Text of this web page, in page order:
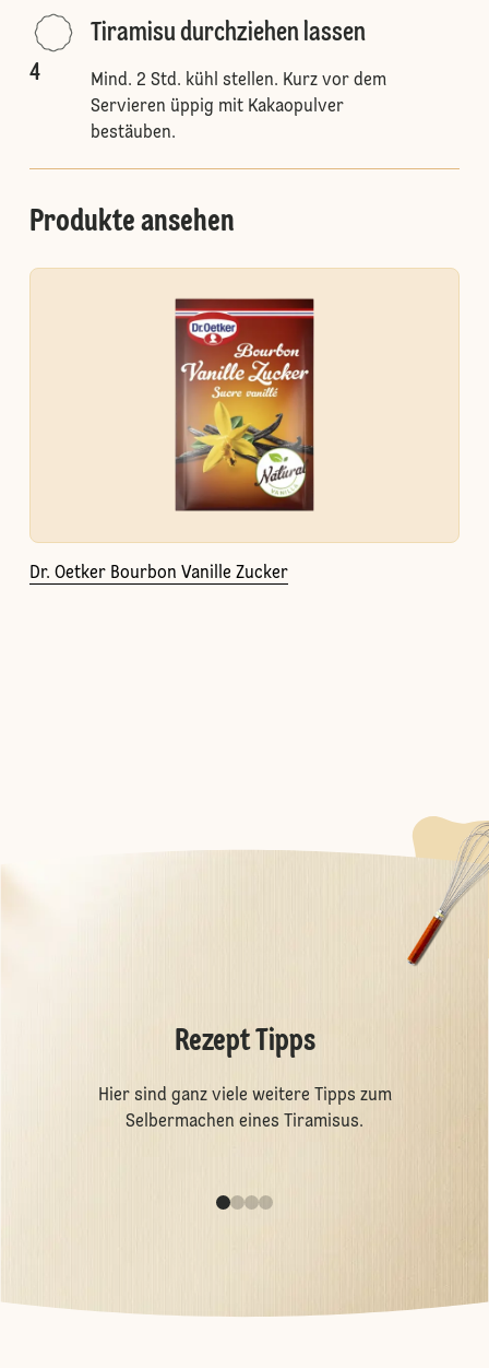
4
Tiramisu durchziehen lassen
Mind. 2 Std. kühl stellen. Kurz vor dem
Servieren üppig mit Kakaopulver
bestäuben.
Produkte ansehen
Dr. Oetker Bourbon Vanille Zucker
Rezept Tipps
Hiersind ganz viele weitere Tipps zum
Selbermachen eines Tiramisus.